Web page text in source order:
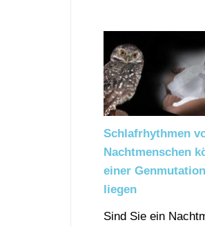
Schlafrhythmen
Nachtmenschen
einer
liegen
Sind Sie ein